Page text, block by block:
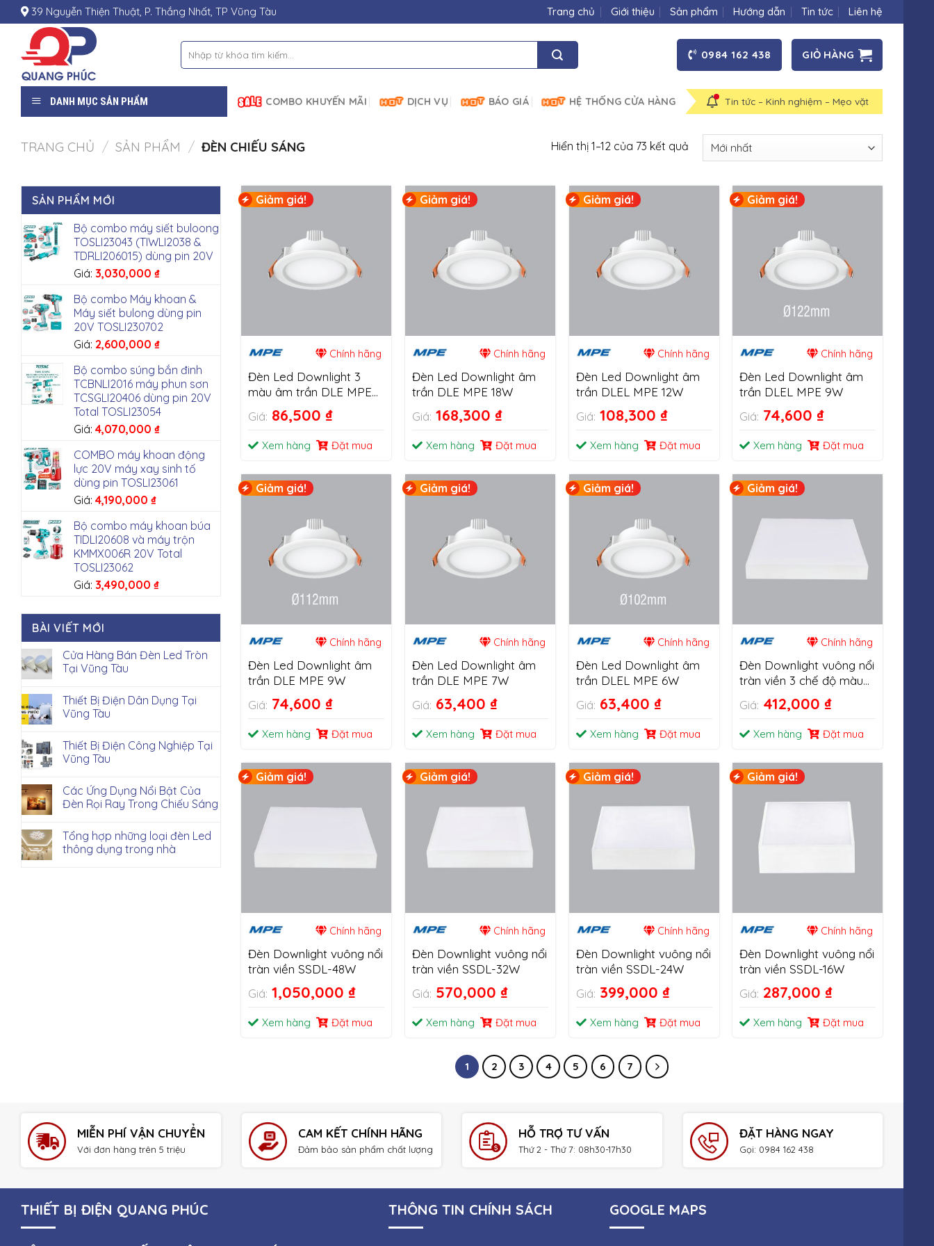
to
content
39 Nguyễn Thiện Thuật, P. Thắng Nhất, TP Vũng Tàu Trang chủ Giới thiệu Sản phẩm Hướng dẫn Tin tức Liên hệ
Tìm
kiếm:
0984 162 438 GIỎ HÀNG
DANH MỤC SẢN PHẨM COMBO KHUYẾN MÃI DỊCH VỤ BÁO GIÁ HỆ THỐNG CỬA HÀNG Tin tức – Kinh nghiệm – Mẹo vặt
TRANG CHỦ / SẢN PHẨM / ĐÈN CHIẾU SÁNG Hiển thị 1–12 của 73 kết quả
SẢN PHẨM MỚI
Bộ combo máy siết buloong
TOSLI23043 (TIWLI2038 &
TDRLI206015) dùng pin 20V
Giá: 3,030,000 ₫
Bộ combo Máy khoan &
Máy siết bulong dùng pin
20V TOSLI230702
Giá: 2,600,000 ₫
Bộ combo súng bắn đinh
TCBNLI2016 máy phun sơn
TCSGLI20406 dùng pin 20V
Total TOSLI23054
Giá: 4,070,000 ₫
COMBO máy khoan động
lực 20V máy xay sinh tố
dùng pin TOSLI23061
Giá: 4,190,000 ₫
Bộ combo máy khoan búa
TIDLI20608 và máy trộn
KMMX006R 20V Total
TOSLI23062
Giá: 3,490,000 ₫
BÀI VIẾT MỚI
Cửa Hàng Bán Đèn Led Tròn
Tại Vũng Tàu
Thiết Bị Điện Dân Dụng Tại
Vũng Tàu
Thiết Bị Điện Công Nghiệp Tại
Vũng Tàu
Các Ứng Dụng Nổi Bật Của
Đèn Rọi Ray Trong Chiếu Sáng
Tổng hợp những loại đèn Led
thông dụng trong nhà
Giảm giá!
Chính hãng
Đèn Led Downlight 3
màu âm trần DLE MPE
6W-18W
Giá: 86,500 ₫
Xem hàng Đặt mua
Giảm giá!
Chính hãng
Đèn Led Downlight âm
trần DLE MPE 18W
Giá: 168,300 ₫
Xem hàng Đặt mua
Giảm giá!
Chính hãng
Đèn Led Downlight âm
trần DLEL MPE 12W
Giá: 108,300 ₫
Xem hàng Đặt mua
Giảm giá!
Chính hãng
Đèn Led Downlight âm
trần DLEL MPE 9W
Giá: 74,600 ₫
Xem hàng Đặt mua
Giảm giá!
Chính hãng
Đèn Led Downlight âm
trần DLE MPE 9W
Giá: 74,600 ₫
Xem hàng Đặt mua
Giảm giá!
Chính hãng
Đèn Led Downlight âm
trần DLE MPE 7W
Giá: 63,400 ₫
Xem hàng Đặt mua
Giảm giá!
Chính hãng
Đèn Led Downlight âm
trần DLEL MPE 6W
Giá: 63,400 ₫
Xem hàng Đặt mua
Giảm giá!
Chính hãng
Đèn Downlight vuông nổi
tràn viền 3 chế độ màu
SSDL 16W-48W
Giá: 412,000 ₫
Xem hàng Đặt mua
Giảm giá!
Chính hãng
Đèn Downlight vuông nổi
tràn viền SSDL-48W
Giá: 1,050,000 ₫
Xem hàng Đặt mua
Giảm giá!
Chính hãng
Đèn Downlight vuông nổi
tràn viền SSDL-32W
Giá: 570,000 ₫
Xem hàng Đặt mua
Giảm giá!
Chính hãng
Đèn Downlight vuông nổi
tràn viền SSDL-24W
Giá: 399,000 ₫
Xem hàng Đặt mua
Giảm giá!
Chính hãng
Đèn Downlight vuông nổi
tràn viền SSDL-16W
Giá: 287,000 ₫
Xem hàng Đặt mua
1 2 3 4 5 6 7
MIỄN PHÍ VẬN CHUYỂN
Với đơn hàng trên 5 triệu
CAM KẾT CHÍNH HÃNG
Đảm bảo sản phẩm chất lượng
HỖ TRỢ TƯ VẤN
Thứ 2 - Thứ 7: 08h30-17h30
ĐẶT HÀNG NGAY
Gọi: 0984 162 438
THIẾT BỊ ĐIỆN QUANG PHÚC THÔNG TIN CHÍNH SÁCH GOOGLE MAPS